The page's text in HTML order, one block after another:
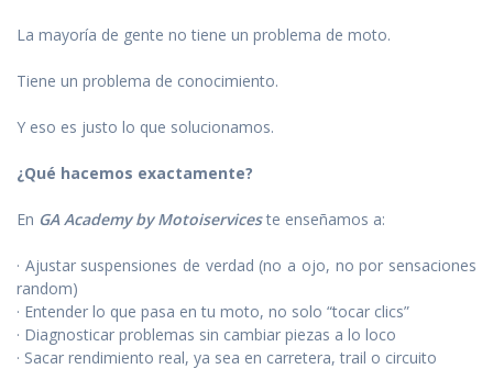
La mayoría de gente no tiene un problema de moto.
Tiene un problema de conocimiento.
Y eso es justo lo que solucionamos.
¿Qué hacemos exactamente?
En GA Academy by Motoiserviceste enseñamos a:
· Ajustar suspensiones de verdad (no a ojo, no por sensaciones
random)
· Entender lo que pasa en tu moto, no solo “tocar clics”
· Diagnosticar problemas sin cambiar piezas a lo loco
· Sacar rendimiento real, ya sea en carretera, trail o circuito